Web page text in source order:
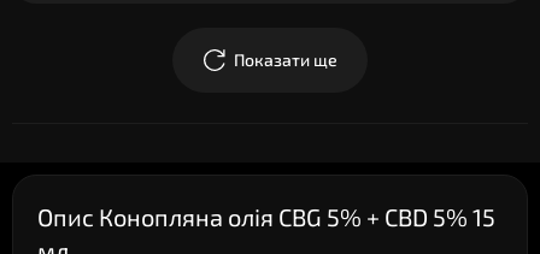
Показати ще
Опис Конопляна олія CBG 5% + CBD 5% 15